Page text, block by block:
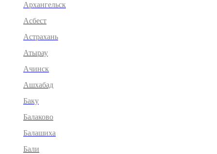
Архангельск
Асбест
Астрахань
Атырау
Ачинск
Ашхабад
Баку
Балаково
Балашиха
Бали